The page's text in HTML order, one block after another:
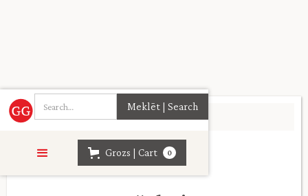
Grozs | Cart 0
Sākumlapa > Daiļliteratūra